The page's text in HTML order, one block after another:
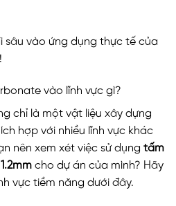
sâu vào ứng dụng thực tế của
vào lĩnh vực gì?
chỉ là một vật liệu xây dựng
hợp với nhiều lĩnh vực khác
nên xem xét việc sử dụng tấm
cho dự án của mình? Hãy
vực tiềm năng dưới đây.